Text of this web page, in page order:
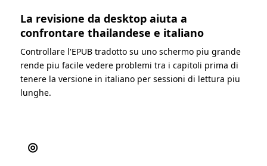
La revisione da desktop aiuta a
confrontare thailandese e italiano
Controllare l'EPUB tradotto su uno schermo piu grande
rende piu facile vedere problemi tra i capitoli prima di
tenere la versione in italiano per sessioni di lettura piu
lunghe.
◎